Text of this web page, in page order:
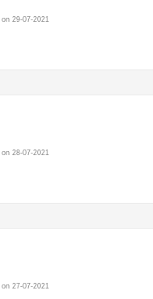
on 29-07-2021
on 28-07-2021
on 27-07-2021